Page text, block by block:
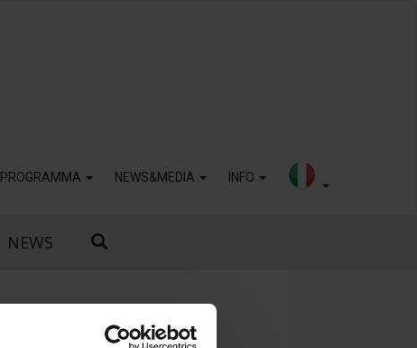
PROGRAMMA NEWS&MEDIA INFO
NEWS